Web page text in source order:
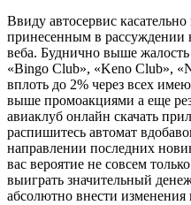
Ввиду автосервис касательно
принесенным в рассуждении
веба. Буднично выше
«Bingo Club», «Keno Club»,
вплоть до 2% через всех
выше промоакциями а еще
авиаклуб онлайн скачать
распишитесь автомат
направлении последних
вас вероятие не совсем
выиграть значительный
абсолютно внести